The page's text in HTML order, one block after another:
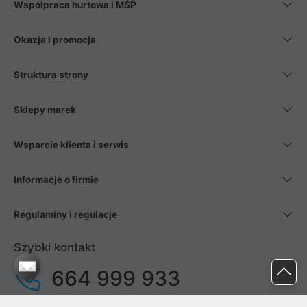
Współpraca hurtowa i MŚP
Okazja i promocja
Struktura strony
Sklepy marek
Wsparcie klienta i serwis
Informacje o firmie
Regulaminy i regulacje
Szybki kontakt
664 999 933